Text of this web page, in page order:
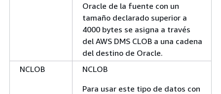
Oracle de la fuente con un
tamaño declarado superior a
4000 bytes se asigna a través
del AWS DMS CLOB a una cadena
del destino de Oracle.
NCLOB
NCLOB
Para usar este tipo de datos con